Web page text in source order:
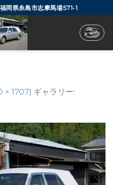
岡県糸島市志摩馬場571-1
× 1707) ギャラリー: